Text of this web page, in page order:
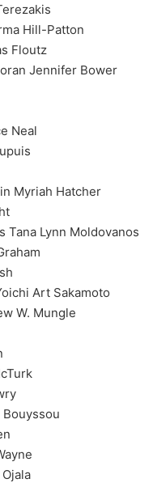
Hill-Patton
Jennifer Bower
Hatcher
Lynn Moldovanos
Art Sakamoto
Mungle